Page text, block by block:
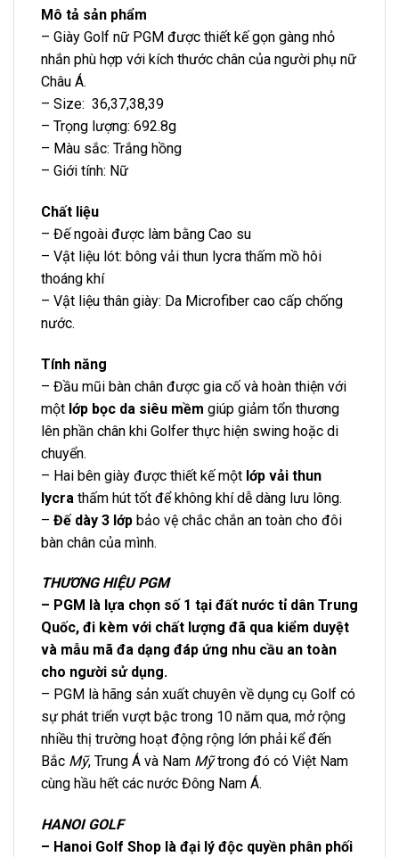
Mô tả sản phẩm
– Giày Golf nữ PGM được thiết kế gọn gàng nhỏ
nhắn phù hợp với kích thước chân của người phụ nữ
Châu Á.
– Size: 36,37,38,39
– Trọng lượng: 692.8g
– Màu sắc: Trắng hồng
– Giới tính: Nữ
Chất liệu
– Đế ngoài được làm bằng Cao su
– Vật liệu lót: bông vải thun lycra thấm mồ hôi
thoáng khí
– Vật liệu thân giày: Da Microfiber cao cấp chống
nước.
Tính năng
– Đầu mũi bàn chân được gia cố và hoàn thiện với
một lớp bọc da siêu mềm giúp giảm tổn thương
lên phần chân khi Golfer thực hiện swing hoặc di
chuyển.
– Hai bên giày được thiết kế một lớp vải thun
lycra thấm hút tốt để không khí dễ dàng lưu lông.
– Đế dày 3 lớp bảo vệ chắc chắn an toàn cho đôi
bàn chân của mình.
THƯƠNG HIỆU PGM
– PGM là lựa chọn số 1 tại đất nước tỉ dân Trung
Quốc, đi kèm với chất lượng đã qua kiểm duyệt
và mẫu mã đa dạng đáp ứng nhu cầu an toàn
cho người sử dụng.
– PGM là hãng sản xuất chuyên về dụng cụ Golf có
sự phát triển vượt bậc trong 10 năm qua, mở rộng
nhiều thị trường hoạt động rộng lớn phải kể đến
Bắc Mỹ, Trung Á và Nam Mỹtrong đó có Việt Nam
cùng hầu hết các nước Đông Nam Á.
HANOI GOLF
– Hanoi Golf Shop là đại lý độc quyền phân phối